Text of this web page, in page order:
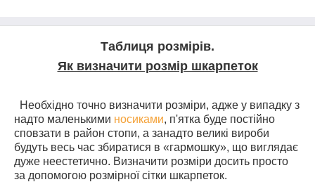
Таблиця розмірів.
Як визначити розмір шкарпеток
Необхідно точно визначити розміри, адже у випадку з
надто маленькими носиками, п'ятка буде постійно
сповзати в район стопи, а занадто великі вироби
будуть весь час збиратися в «гармошку», що виглядає
дуже неестетично. Визначити розміри досить просто
за допомогою розмірної сітки шкарпеток.